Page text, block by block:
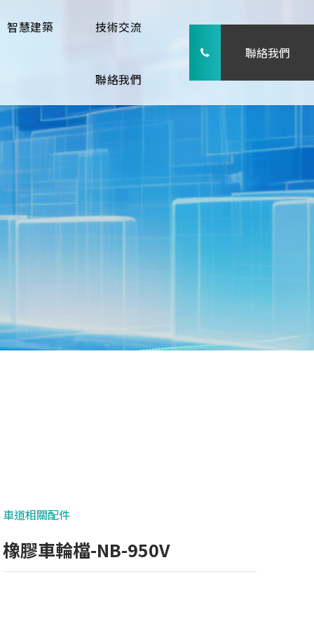
智慧建築 技術交流
聯絡我們
聯絡我們
車道相關配件
橡膠車輪檔-NB-950V